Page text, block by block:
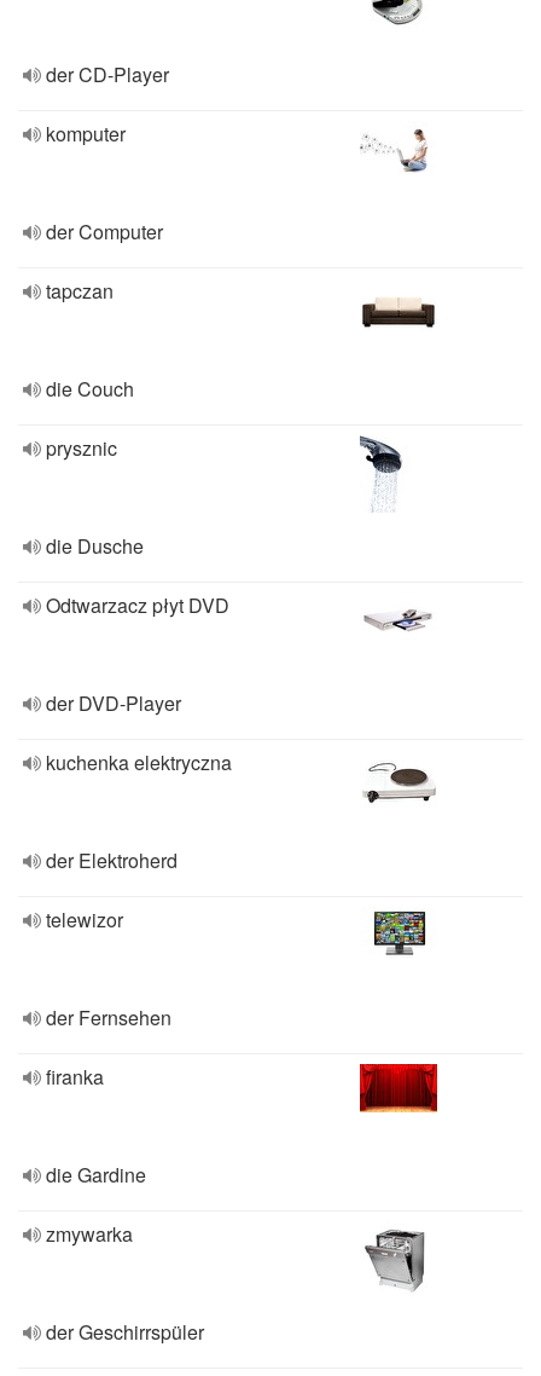
der CD-Player
komputer
der Computer
tapczan
die Couch
prysznic
die Dusche
Odtwarzacz płyt DVD
der DVD-Player
kuchenka elektryczna
der Elektroherd
telewizor
der Fernsehen
firanka
die Gardine
zmywarka
der Geschirrspüler